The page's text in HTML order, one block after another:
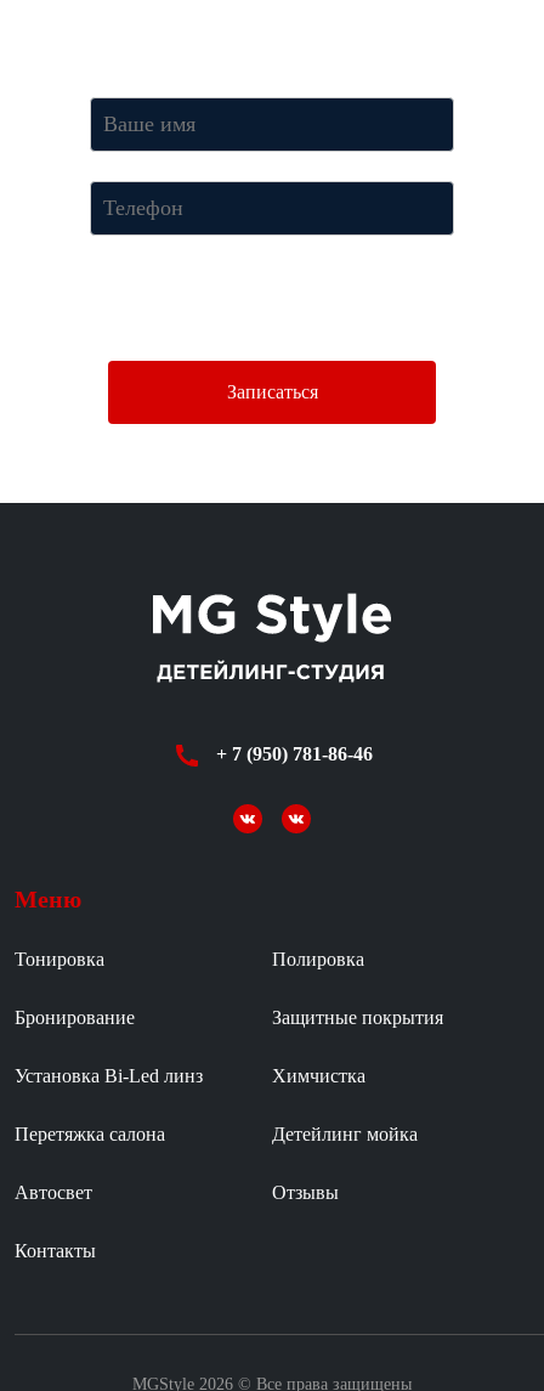
Записаться
+ 7 (950) 781-86-46
Меню
Тонировка Полировка
Бронирование Защитные покрытия
Установка Bi-Led линз Химчистка
Перетяжка салона Детейлинг мойка
Автосвет Отзывы
Контакты
MGStyle 2026 © Все права защищены